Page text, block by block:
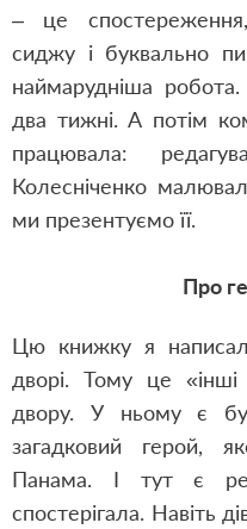
– це
сиджу і буквально
наймарудніша
два тижні. А потім
працювала:
Колесніченко
ми презентуємо її.
Про
Цю книжку я
дворі. Тому це
двору. У ньому є
загадковий герой,
Панама. І тут є
спостерігала. Навіть